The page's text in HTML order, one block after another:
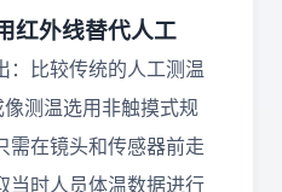
红外线替代人工
：比较传统的人工测温
测温选用非触摸式规
需在镜头和传感器前走
当时人员体温数据进行